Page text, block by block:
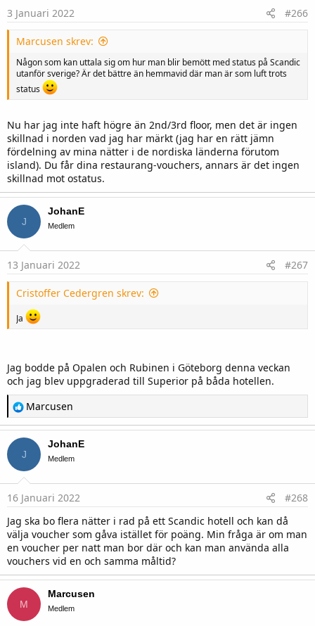
:
3 Januari 2022 #266
Marcusen skrev:
Någon som kan uttala sig om hur man blir bemött med status på Scandic
utanför sverige? Är det bättre än hemmavid där man är som luft trots
status
Nu har jag inte haft högre än 2nd/3rd floor, men det är ingen
skillnad i norden vad jag har märkt (jag har en rätt jämn
fördelning av mina nätter i de nordiska länderna förutom
island). Du får dina restaurang-vouchers, annars är det ingen
skillnad mot ostatus.
J
JohanE
Medlem
13 Januari 2022 #267
Cristoffer Cedergren skrev:
Ja
Jag bodde på Opalen och Rubinen i Göteborg denna veckan
och jag blev uppgraderad till Superior på båda hotellen.
R
a
c
i
o
:
Marcusen
J
JohanE
Medlem
16 Januari 2022
#268
Jag ska bo flera nätter i rad på ett Scandic hotell och kan då
välja voucher som gåva istället för poäng. Min fråga är om man
en voucher per natt man bor där och kan man använda alla
vouchers vid en och samma måltid?
M
Marcusen
Medlem